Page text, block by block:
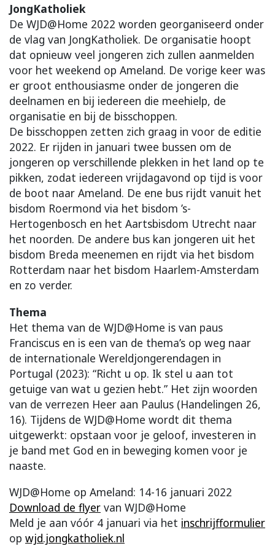
JongKatholiek
De WJD@Home 2022 worden georganiseerd onder
de vlag van JongKatholiek. De organisatie hoopt
dat opnieuw veel jongeren zich zullen aanmelden
voor het weekend op Ameland. De vorige keer was
er groot enthousiasme onder de jongeren die
deelnamen en bij iedereen die meehielp, de
organisatie en bij de bisschoppen.
De bisschoppen zetten zich graag in voor de editie
2022. Er rijden in januari twee bussen om de
jongeren op verschillende plekken in het land op te
pikken, zodat iedereen vrijdagavond op tijd is voor
de boot naar Ameland. De ene bus rijdt vanuit het
bisdom Roermond via het bisdom ’s-
Hertogenbosch en het Aartsbisdom Utrecht naar
het noorden. De andere bus kan jongeren uit het
bisdom Breda meenemen en rijdt via het bisdom
Rotterdam naar het bisdom Haarlem-Amsterdam
en zo verder.
Thema
Het thema van de WJD@Home is van paus
Franciscus en is een van de thema’s op weg naar
de internationale Wereldjongerendagen in
Portugal (2023): “Richt u op. Ik stel u aan tot
getuige van wat u gezien hebt.” Het zijn woorden
van de verrezen Heer aan Paulus (Handelingen 26,
16). Tijdens de WJD@Home wordt dit thema
uitgewerkt: opstaan voor je geloof, investeren in
je band met God en in beweging komen voor je
naaste.
WJD@Home op Ameland: 14-16 januari 2022
Download de flyer van WJD@Home
Meld je aan vóór 4 januari via het inschrijfformulier
op wjd.jongkatholiek.nl